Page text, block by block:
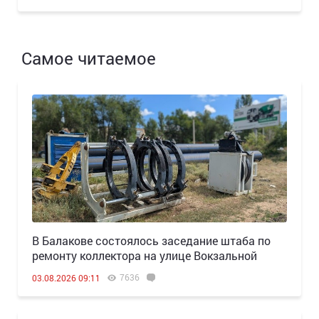
Самое читаемое
В Балакове состоялось заседание штаба по
ремонту коллектора на улице Вокзальной
03.08.2026 09:11 7636